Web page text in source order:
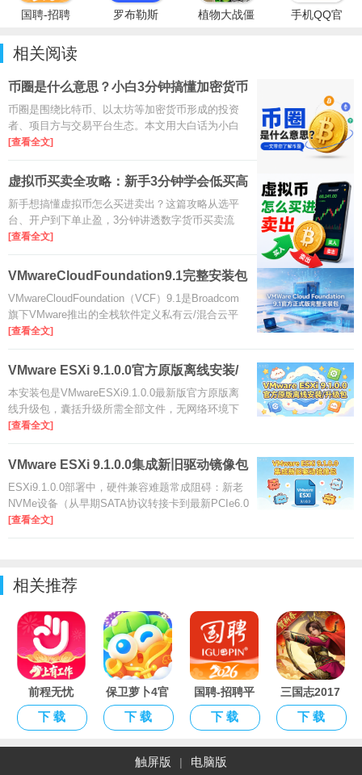
国聘-招聘
罗布勒斯
植物大战僵
手机QQ官
相关阅读
币圈是什么意思？小白3分钟搞懂加密货币
江湖
币圈是围绕比特币、以太坊等加密货币形成的投资
者、项目方与交易平台生态。本文用大白话为小白
拆解币圈含义、核心玩法与入门避坑要点，帮你3分
钟搞懂这个热门江湖。
[查看全文]
虚拟币买卖全攻略：新手3分钟学会低买高
卖
新手想搞懂虚拟币怎么买进卖出？这篇攻略从选平
台、开户到下单止盈，3分钟讲透数字货币买卖流
程，帮你安全入门、少走弯路。
[查看全文]
VMwareCloudFoundation9.1完整安装包
是什么
VMwareCloudFoundation（VCF）9.1是Broadcom
旗下VMware推出的全栈软件定义私有云/混合云平
台，深度集成vSphere、vSAN、NSX、vCenter与
Tanzu等核心组件。9.1版本重点增强NVMe内存分
层、vSAN全局重删压缩、AI负载优化与
[查看全文]
VMware ESXi 9.1.0.0官方原版离线安装/
升级
本安装包是VMwareESXi9.1.0.0最新版官方原版离
线升级包，囊括升级所需全部文件，无网络环境下
也能安全完成ESXi主机升级，有效规避网络攻击与
配置异常问题。ESXi9.1.0.0系列主打云原生与AI驱
动，大幅提升虚拟化性能、
[查看全文]
VMware ESXi 9.1.0.0集成新旧驱动镜像包
是什
ESXi9.1.0.0部署中，硬件兼容难题常成阻碍：新老
NVMe设备（从早期SATA协议转接卡到最新PCIe6.0
型号）支持断层，USB外设（外置网卡、移动存
储）频繁识别失败，小众网卡（如2.5G/10G光口型
[查看全文]
相关推荐
前程无忧
51Job官方手
机版APP
下 载
保卫萝卜4官
方入口
下 载
国聘-招聘平
台
下 载
三国志2017
正版手游
下 载
触屏版 | 电脑版